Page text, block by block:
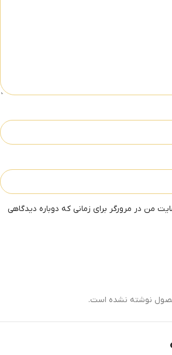
نوشته نشده است.
من در مرورگر برای زمانی که دوباره دیدگاهی